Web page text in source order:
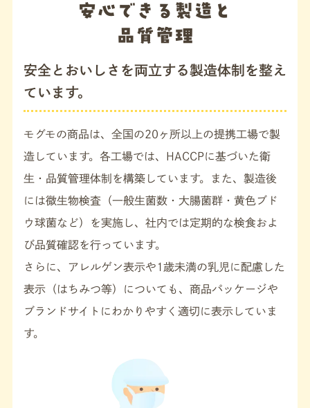
安心できる製造と
品質管理
安全とおいしさを両立する製造体制を整え
ています。
モグモの商品は、全国の20ヶ所以上の提携工場で製
造しています。各工場では、HACCPに基づいた衛
生・品質管理体制を構築しています。また、製造後
には微生物検査（一般生菌数・大腸菌群・黄色ブド
ウ球菌など）を実施し、社内では定期的な検食およ
び品質確認を行っています。
さらに、アレルゲン表示や1歳未満の乳児に配慮した
表示（はちみつ等）についても、商品パッケージや
ブランドサイトにわかりやすく適切に表示していま
す。